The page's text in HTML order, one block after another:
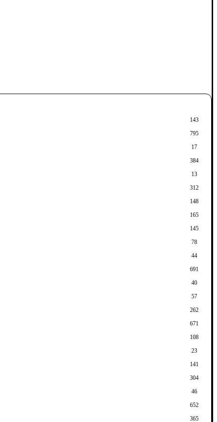
143
795
17
384
13
312
148
165
145
78
44
691
40
57
262
671
108
23
141
304
46
652
365